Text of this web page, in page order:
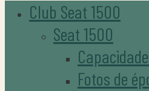
Club Seat 1500
Seat 1500
Fotos de